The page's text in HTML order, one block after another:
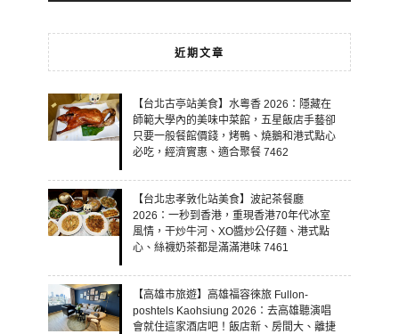
近期文章
【台北古亭站美食】水粵香 2026：隱藏在
師範大學內的美味中菜館，五星飯店手藝卻
只要一般餐館價錢，烤鴨、燒鵝和港式點心
必吃，經濟實惠、適合聚餐 7462
【台北忠孝敦化站美食】波記茶餐廳
2026：一秒到香港，重現香港70年代冰室
風情，干炒牛河、XO醬炒公仔麵、港式點
心、絲襪奶茶都是滿滿港味 7461
【高雄市旅遊】高雄福容徠旅 Fullon-
poshtels Kaohsiung 2026：去高雄聽演唱
會就住這家酒店吧！飯店新、房間大、離捷